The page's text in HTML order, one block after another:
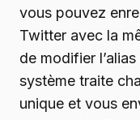
vous pouvez
Twitter avec la
de modifier
système traite
unique et vous